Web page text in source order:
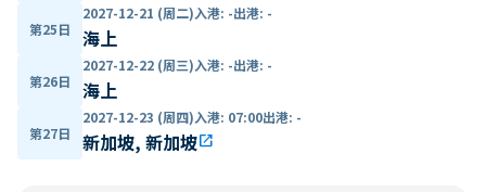
第25日
2027-12-21 (周二)入港: -出港: -
海上
第26日
2027-12-22 (周三)入港: -出港: -
海上
第27日
2027-12-23 (周四)入港: 07:00出港: -
新加坡, 新加坡open_in_new